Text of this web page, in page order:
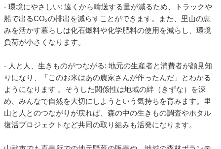
- 環境にやさしい: 遠くから輸送する量が減るため、トラックや
船で出るCO₂の排出を減らすことができます。また、里山の恵
みを活かす暮らしは化石燃料や化学肥料の使用を減らし、環境
負荷が小さくなります。
- 人と人、生きものがつながる: 地元の生産者と消費者が顔見知
りになり、「このお米はあの農家さんが作ったんだ」とわかる
ようになります 。そうした関係性は地域の絆（きずな）を深
め、みんなで自然を大切にしようという気持ちを育みます。里
山と人とのつながりが戻れば、森の中の生きもの調査やホタル
復活プロジェクトなど共同の取り組みも活発になります。